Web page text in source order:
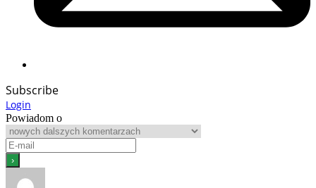
Subscribe
Login
Powiadom o